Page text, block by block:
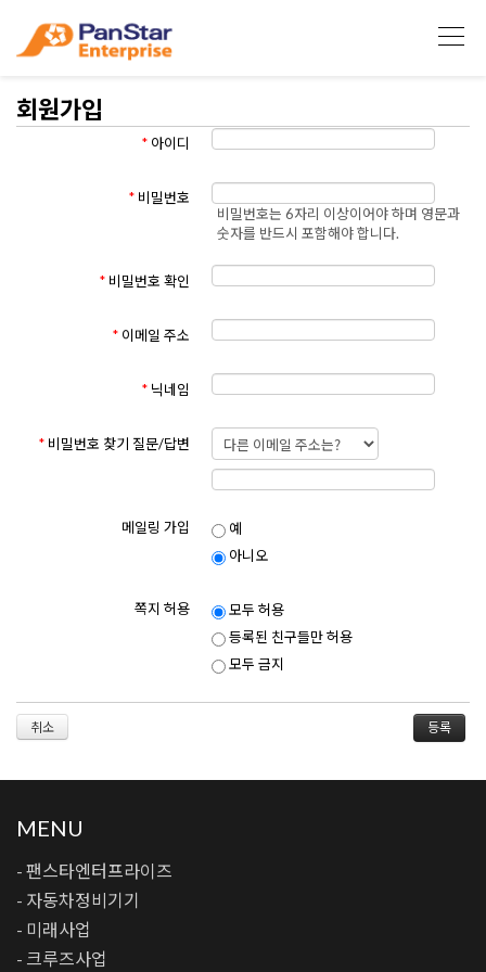
회원가입
* 아이디
* 비밀번호
비밀번호는 6자리 이상이어야 하며 영문과
숫자를 반드시 포함해야 합니다.
* 비밀번호 확인
* 이메일 주소
* 닉네임
* 비밀번호 찾기 질문/답변
메일링 가입
예
아니오
쪽지 허용
모두 허용
등록된 친구들만 허용
모두 금지
취소
MENU
- 팬스타엔터프라이즈
- 자동차정비기기
- 미래사업
- 크루즈사업